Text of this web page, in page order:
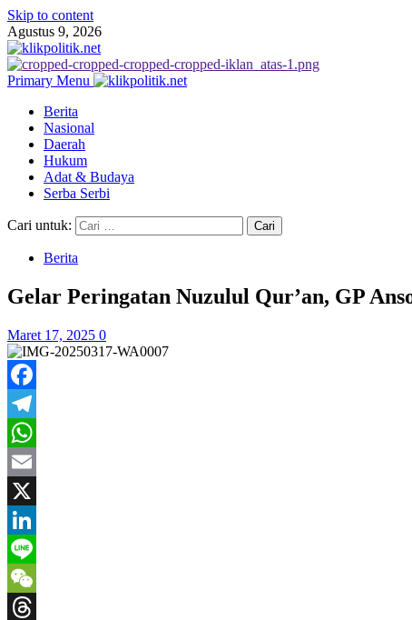
Skip to content
Agustus 9, 2026
Primary Menu
Berita
Nasional
Daerah
Hukum
Adat & Budaya
Serba Serbi
Cari untuk:
Berita
Gelar Peringatan Nuzulul Qur’an, GP
Maret 17, 2025 0
Facebook
Telegram
WhatsApp
Email
X
LinkedIn
Line
WeChat